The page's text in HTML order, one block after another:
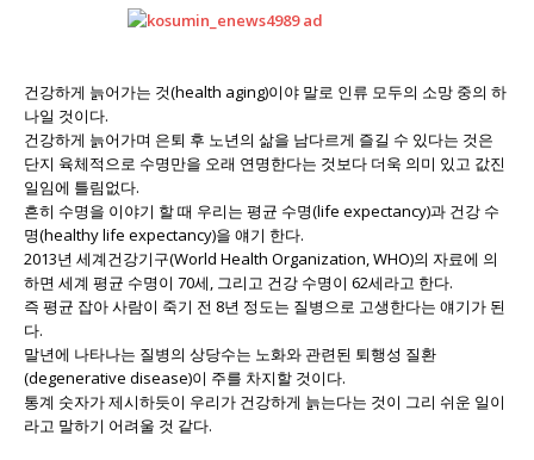
건강하게 늙어가는 것(health aging)이야 말로 인류 모두의 소망 중의 하
나일 것이다.
건강하게 늙어가며 은퇴 후 노년의 삶을 남다르게 즐길 수 있다는 것은
단지 육체적으로 수명만을 오래 연명한다는 것보다 더욱 의미 있고 값진
일임에 틀림없다.
흔히 수명을 이야기 할 때 우리는 평균 수명(life expectancy)과 건강 수
명(healthy life expectancy)을 얘기 한다.
2013년 세계건강기구(World Health Organization, WHO)의 자료에 의
하면 세계 평균 수명이 70세, 그리고 건강 수명이 62세라고 한다.
즉 평균 잡아 사람이 죽기 전 8년 정도는 질병으로 고생한다는 얘기가 된
다.
말년에 나타나는 질병의 상당수는 노화와 관련된 퇴행성 질환
(degenerative disease)이 주를 차지할 것이다.
통계 숫자가 제시하듯이 우리가 건강하게 늙는다는 것이 그리 쉬운 일이
라고 말하기 어려울 것 같다.